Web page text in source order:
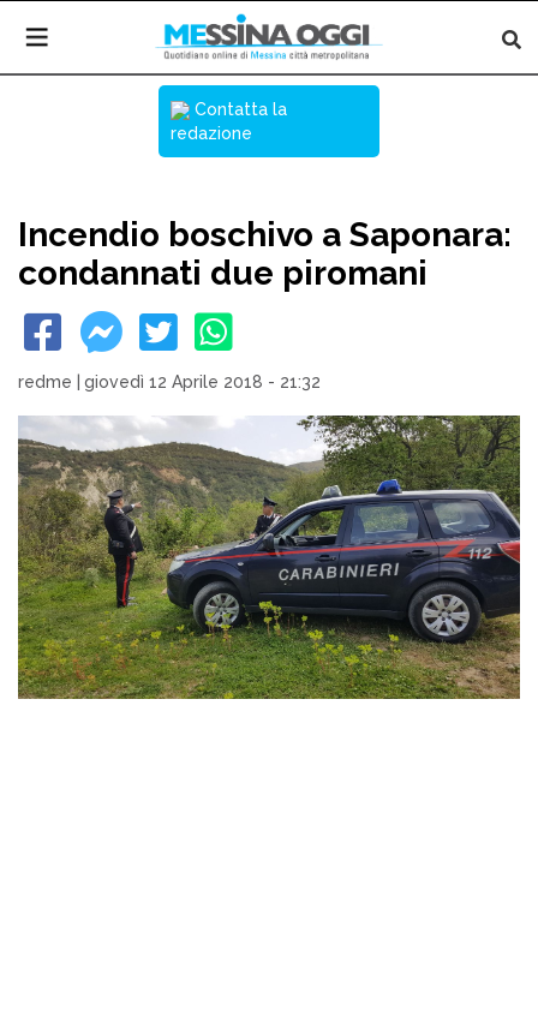
Contatta la
redazione
Incendio boschivo a Saponara:
condannati due piromani
redme giovedì 12 Aprile 2018 - 21:32